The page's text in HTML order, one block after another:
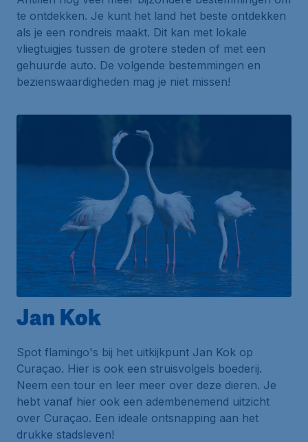
te ontdekken. Je kunt het land het beste ontdekken
als je een rondreis maakt. Dit kan met lokale
vliegtuigjes tussen de grotere steden of met een
gehuurde auto. De volgende bestemmingen en
bezienswaardigheden mag je niet missen!
Jan Kok
Spot flamingo's bij het uitkijkpunt Jan Kok op
Curaçao. Hier is ook een struisvolgels boederij.
Neem een tour en leer meer over deze dieren. Je
hebt vanaf hier ook een adembenemend uitzicht
over Curaçao. Een ideale ontsnapping aan het
drukke stadsleven!